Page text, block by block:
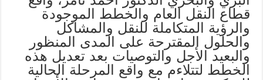
قطاع النقل العام والخطط الموجودة
والرؤية المتكاملة للنقل والمشاكل
والحلول المقترحة على المدى المنظور
والبعيد الأجل والتوصيات بعد تعديل هذه
الخطط لتتلاءم مع واقع المرحلة الحالية